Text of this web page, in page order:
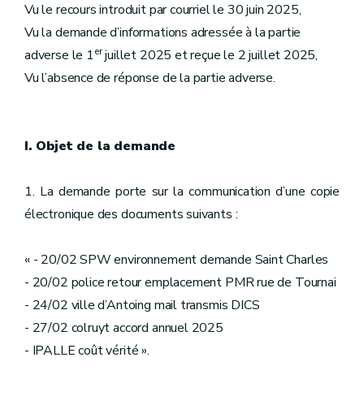
Vu le recours introduit par courriel le 30 juin 2025,
Vu la demande d’informations adressée à la partie
adverse le 1erjuillet 2025 et reçue le 2 juillet 2025,
Vu l’absence de réponse de la partie adverse.
I. Objet de la demande
1. La demande porte sur la communication d’une copie
électronique des documents suivants :
« - 20/02 SPW environnement demande Saint Charles
- 20/02 police retour emplacement PMR rue de Tournai
- 24/02 ville d’Antoing mail transmis DICS
- 27/02 colruyt accord annuel 2025
- IPALLE coût vérité ».